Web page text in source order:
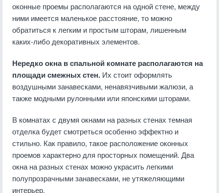
оконные проемы располагаются на одной стене, между
ними имеется маленькое расстояние, то можно
обратиться к легким и простым шторам, лишенным
каких-либо декоративных элементов.
Нередко окна в спальной комнате располагаются на
площади смежных стен. Их стоит оформлять
воздушными занавесками, ненавязчивыми жалюзи, а
также модными рулонными или японскими шторами.
В комнатах с двумя окнами на разных стенах темная
отделка будет смотреться особенно эффектно и
стильно. Как правило, такое расположение оконных
проемов характерно для просторных помещений. Два
окна на разных стенах можно украсить легкими
полупрозрачными занавесками, не утяжеляющими
интерьер.